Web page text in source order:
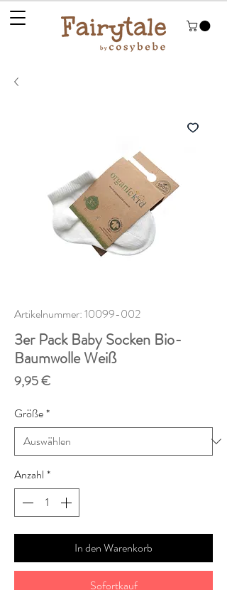
Artikelnummer: 10099-002
3er Pack Baby Socken Bio-
Baumwolle Weiß
9,95 €Preis
Größe*
Anzahl *
In den Warenkorb
Sofortkauf